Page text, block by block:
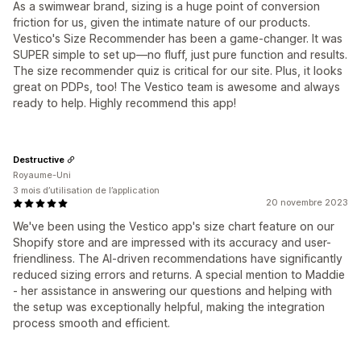
As a swimwear brand, sizing is a huge point of conversion
friction for us, given the intimate nature of our products.
Vestico's Size Recommender has been a game-changer. It was
SUPER simple to set up—no fluff, just pure function and results.
The size recommender quiz is critical for our site. Plus, it looks
great on PDPs, too! The Vestico team is awesome and always
ready to help. Highly recommend this app!
20 novembre 2023
We've been using the Vestico app's size chart feature on our
Shopify store and are impressed with its accuracy and user-
friendliness. The AI-driven recommendations have significantly
reduced sizing errors and returns. A special mention to Maddie
- her assistance in answering our questions and helping with
the setup was exceptionally helpful, making the integration
process smooth and efficient.
Destructive
Royaume-Uni
3 mois d’utilisation de l’application